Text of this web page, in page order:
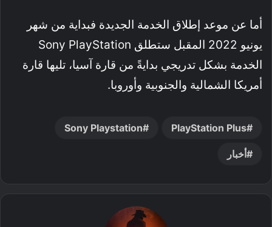
أما عن موعد إطلاق الخدمة الجديدة فبداية من شهر
يونيو 2022 المقبل ستطلق Sony PlayStation
الخدمة بشكل تدريجي بدايةً من قارة آسيا، تليها قارة
أمريكا الشمالية والجنوبية وأوروبا.
PlayStation Plus
Sony Playstation
أخبار